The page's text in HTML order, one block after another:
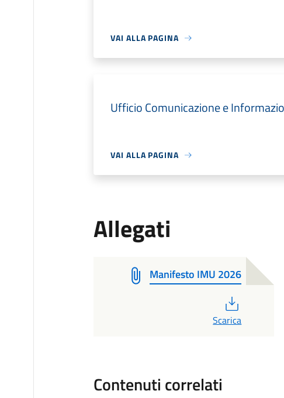
VAI ALLA PAGINA
Ufficio Comunicazione e
VAI ALLA PAGINA
Allegati
Manifesto IMU 2026
Scarica
Contenuti correlati